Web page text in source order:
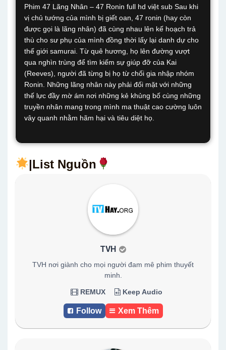
Phim 47 Lãng Nhân – 47 Ronin full hd việt sub Sau khi
vị chủ tướng của mình bị giết oan, 47 ronin (hay còn
được gọi là lãng nhân) đã cùng nhau lên kế hoạch trả
thù cho sư phụ của mình đồng thời lấy lại danh dự cho
thế giới samurai. Từ quê hương, họ lên đường vượt
qua nghìn trùng để tìm kiếm sự giúp đỡ của Kai
(Reeves), người đã từng bị họ từ chối gia nhập nhóm
Ronin. Những lãng nhân này phải đối mặt với những
thế lực đầy mờ ám nơi những kẻ khủng bố cùng những
truyền nhân mang trong mình ma thuật cao cường luôn
vây quanh nhằm hãm hại và tiêu diệt họ.
|List Nguồn
TVH
TVH nơi giành cho mọi người đam mê phim thuyết
minh.
REMUX Keep Audio
Follow Xem Thêm